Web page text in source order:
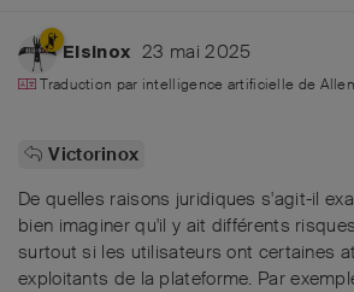
Elsinox 23 mai 2025
Traduction par intelligence artificielle de
Victorinox
De quelles raisons juridiques s'agit-il
bien imaginer qu'il y ait différents
surtout si les utilisateurs ont certaines
exploitants de la plateforme. Par